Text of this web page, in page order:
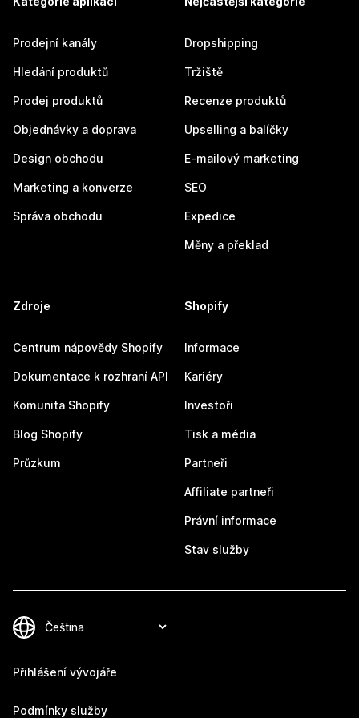
Prodejní kanály
Hledání produktů
Prodej produktů
Objednávky a doprava
Design obchodu
Marketing a konverze
Správa obchodu
Dropshipping
Tržiště
Recenze produktů
Upselling a balíčky
E-mailový marketing
SEO
Expedice
Měny a překlad
Zdroje
Centrum nápovědy Shopify
Dokumentace k rozhraní API
Komunita Shopify
Blog Shopify
Průzkum
Shopify
Informace
Kariéry
Investoři
Tisk a média
Partneři
Affiliate partneři
Právní informace
Stav služby
Přihlášení vývojáře
Podmínky služby